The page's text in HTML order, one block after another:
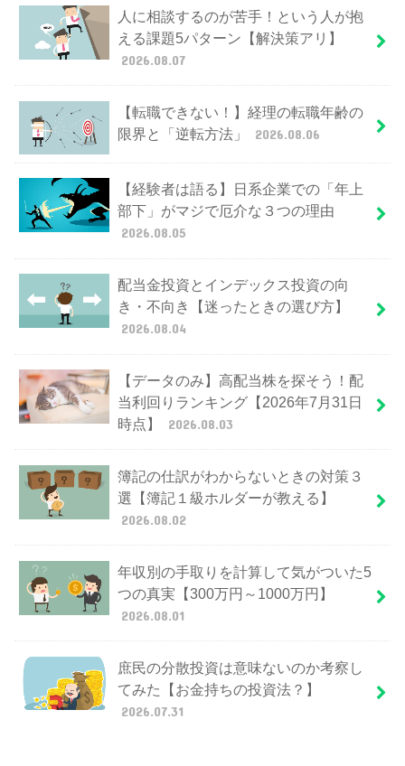
人に相談するのが苦手！という人が抱
える課題5パターン【解決策アリ】
2026.08.07
【転職できない！】経理の転職年齢の
限界と「逆転方法」
2026.08.06
【経験者は語る】日系企業での「年上
部下」がマジで厄介な３つの理由
2026.08.05
配当金投資とインデックス投資の向
き・不向き【迷ったときの選び方】
2026.08.04
【データのみ】高配当株を探そう！配
当利回りランキング【2026年7月31日
時点】
2026.08.03
簿記の仕訳がわからないときの対策３
選【簿記１級ホルダーが教える】
2026.08.02
年収別の手取りを計算して気がついた5
つの真実【300万円～1000万円】
2026.08.01
庶民の分散投資は意味ないのか考察し
てみた【お金持ちの投資法？】
2026.07.31